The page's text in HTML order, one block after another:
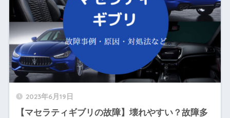
2023年6月19日
【マセラティギブリの故障】壊れやすい？故障多